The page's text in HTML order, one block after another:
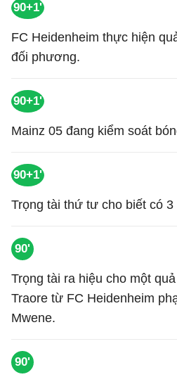
90+1'
FC Heidenheim thực hiện
đối phương.
90+1'
Mainz 05 đang kiểm soát
90+1'
Trọng tài thứ tư cho biết có
90'
Trọng tài ra hiệu cho một
Traore từ FC Heidenheim
Mwene.
90'